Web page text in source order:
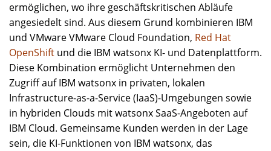
ermöglichen, wo ihre geschäftskritischen Abläufe
angesiedelt sind. Aus diesem Grund kombinieren IBM
und VMware VMware Cloud Foundation, Red Hat
OpenShift und die IBM watsonx KI- und Datenplattform.
Diese Kombination ermöglicht Unternehmen den
Zugriff auf IBM watsonx in privaten, lokalen
Infrastructure-as-a-Service (IaaS)-Umgebungen sowie
in hybriden Clouds mit watsonx SaaS-Angeboten auf
IBM Cloud. Gemeinsame Kunden werden in der Lage
sein, die KI-Funktionen von IBM watsonx, das